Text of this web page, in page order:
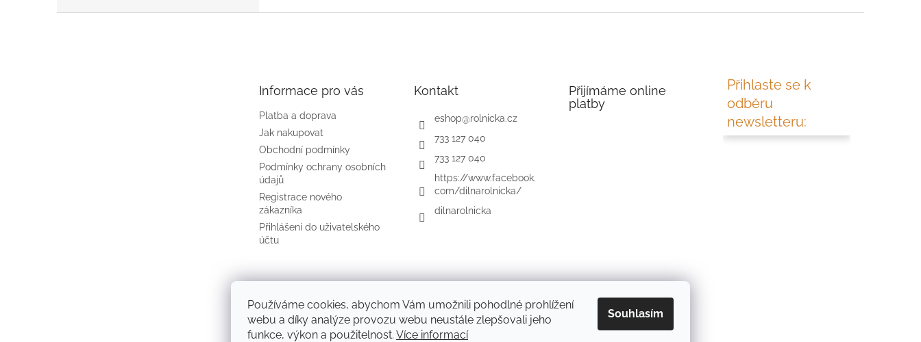
Používáme cookies, abychom Vám umožnili pohodlné prohlížení
webu a díky analýze provozu webu neustále zlepšovali jeho
funkce, výkon a použitelnost. Více informací
Souhlasím
Informace pro vás
Platba a doprava
Jak nakupovat
Obchodní podmínky
Podmínky ochrany osobních
údajů
Registrace nového
zákazníka
Přihlášení do uživatelského
účtu
Kontakt
eshop@rolnicka.cz
733 127 040
733 127 040
https://www.facebook.
com/dilnarolnicka/
dilnarolnicka
Přijímáme online
platby
Přihlaste se k
odběru
newsletteru: